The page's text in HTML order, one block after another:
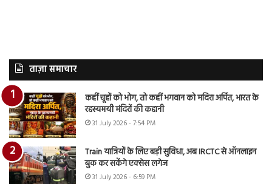
ताज़ा समाचार
कहीं चूहों को भोग, तो कहीं भगवान को मदिरा अर्पित, भारत के
रहस्यमयी मंदिरों की कहानी
31 July 2026 - 7:54 PM
Train यात्रियों के लिए बड़ी सुविधा, अब IRCTC से ऑनलाइन
बुक कर सकेंगे एक्सेस लगेज
31 July 2026 - 6:59 PM